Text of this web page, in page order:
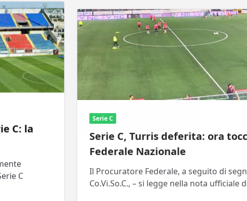
C: la
C
Serie C, Turris deferita: ora
Federale Nazionale
Co.Vi.So.C., – si legge nella nota ufficiale